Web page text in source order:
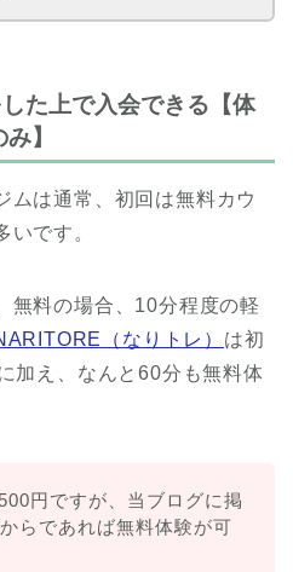
た上で入会できる【体
】
ムは通常、初回は無料カウ
いです。
無料の場合、10分程度の軽
（なりトレ） は初
加え、なんと60分も無料体
円ですが、当ブログに掲
らであれば無料体験が可